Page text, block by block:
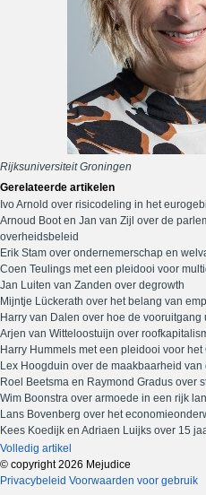
Rijksuniversiteit Groningen
Gerelateerde artikelen
Ivo Arnold over risicodeling in het
Arnoud Boot en Jan van Zijl over de
overheidsbeleid
Erik Stam over ondernemerschap en
Coen Teulings met een pleidooi voor
Jan Luiten van Zanden over degrowth
Mijntje Lückerath over het belang van
Harry van Dalen over hoe de
Arjen van Witteloostuijn over
Harry Hummels met een pleidooi voor
Lex Hoogduin over de maakbaarheid van
Roel Beetsma en Raymond Gradus over
Wim Boonstra over armoede in een rijk
Lans Bovenberg over het
Kees Koedijk en Adriaen Luijks over 15
Volledig artikel
© copyright 2026 Mejudice
Privacybeleid Voorwaarden voor gebruik